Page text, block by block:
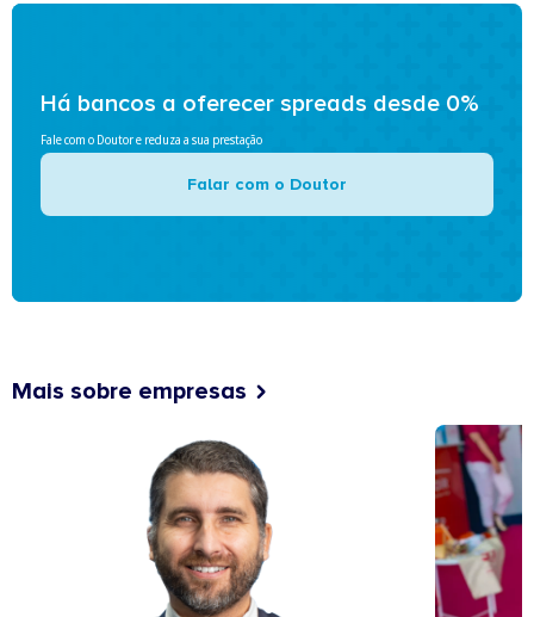
Há bancos a oferecer spreads desde 0%
Fale com o Doutor e reduza a sua prestação
Falar com o Doutor
Mais sobre empresas